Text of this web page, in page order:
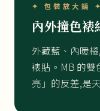
✦ 包裝放大鏡 ✦
內外撞色裱
外藏藍、內暖
裱貼。MB 的雙
亮」的反差,是